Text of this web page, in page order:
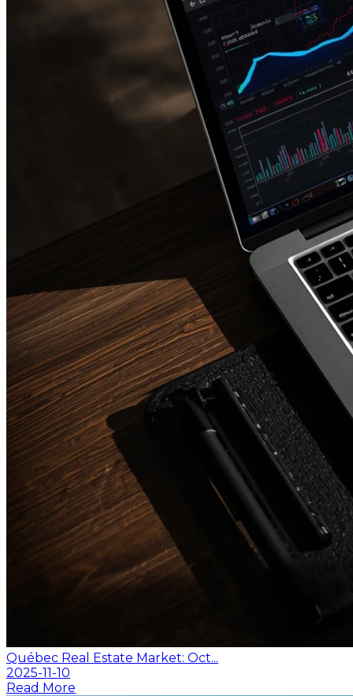
Québec Real Estate Market: Oct...
2025-11-10
Read More